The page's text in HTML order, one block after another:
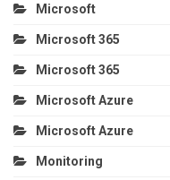
Microsoft
Microsoft 365
Microsoft 365
Microsoft Azure
Microsoft Azure
Monitoring